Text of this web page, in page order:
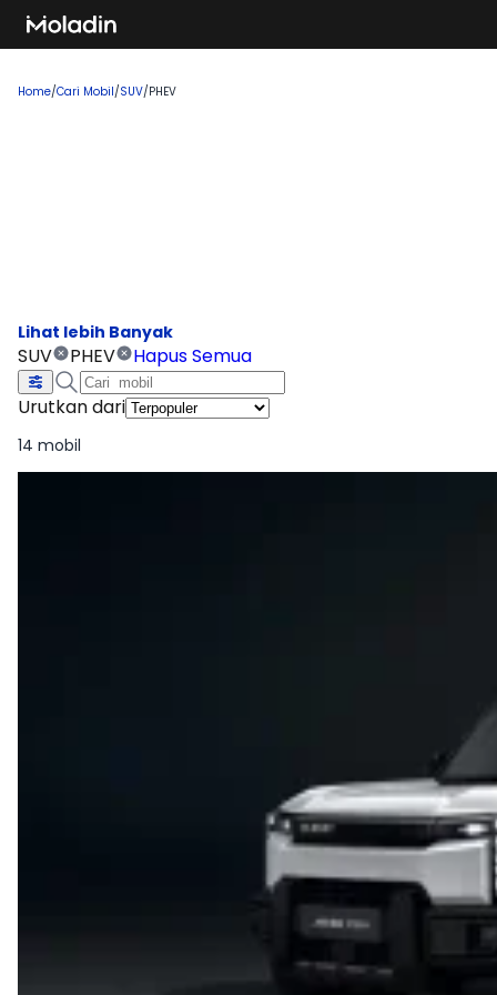
Home/Cari Mobil/SUV/PHEV
SUV PHEV
Hapus Semua
Urutkan dari
14 mobil